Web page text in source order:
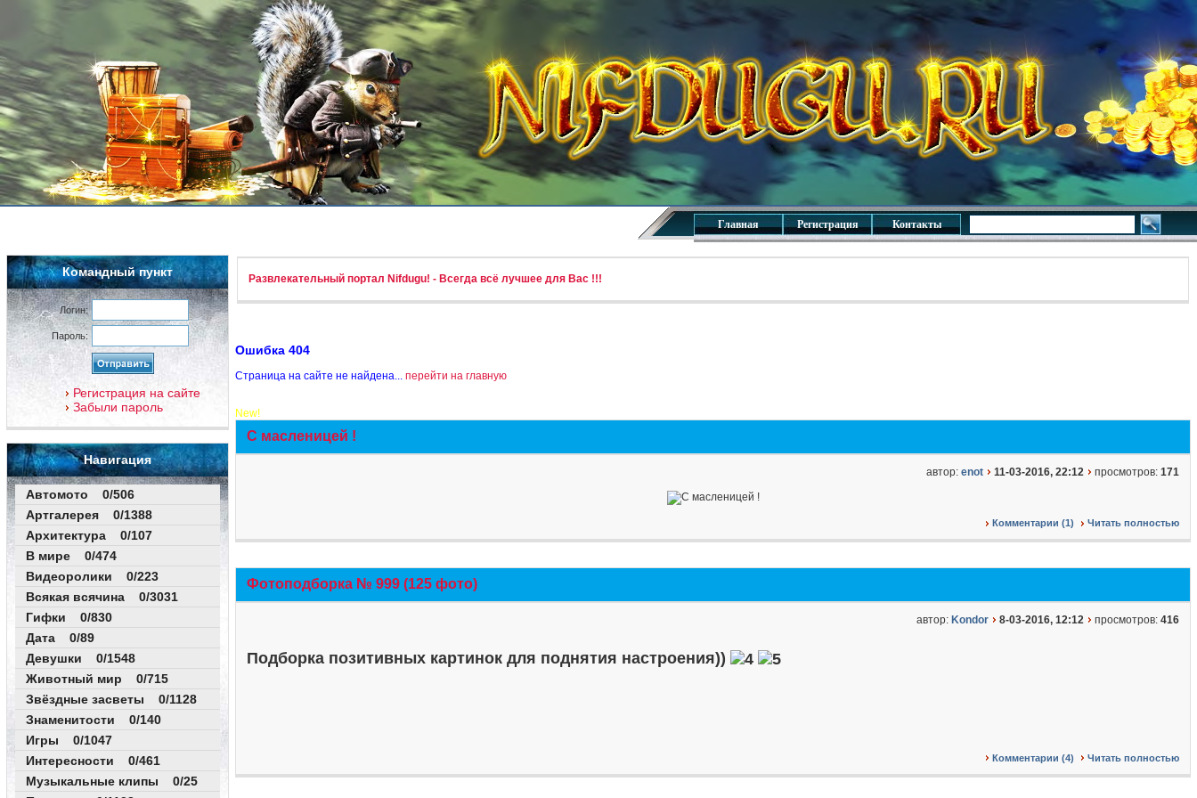
Главная Регистрация Контакты
Командный пункт
Логин:
Пароль:
Регистрация на сайте
Забыли пароль
Навигация
Автомото 0/506
Артгалерея 0/1388
Архитектура 0/107
В мире 0/474
Видеоролики 0/223
Всякая всячина 0/3031
Гифки 0/830
Дата 0/89
Девушки 0/1548
Животный мир 0/715
Звёздные засветы 0/1128
Знаменитости 0/140
Игры 0/1047
Интересности 0/461
Музыкальные клипы 0/25
Развлекательный портал Nifdugu! - Всегда всё лучшее для Вас !!!
Ошибка 404
Страница на сайте не найдена... перейти на главную
New!
С масленицей !
автор: enot 11-03-2016, 22:12 просмотров: 171
Комментарии (1) Читать полностью
Фотоподборка № 999 (125 фото)
автор: Kondor 8-03-2016, 12:12 просмотров: 416
Подборка позитивных картинок для поднятия настроения))
Комментарии (4) Читать полностью